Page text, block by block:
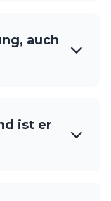
auch
ist er